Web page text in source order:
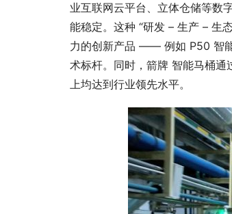
业互联网云平台、立体仓储等数
能稳定。这种 “研发 – 生产 – 生
力的创新产品 —— 例如 P50 智
术标杆。同时，箭牌 智能马桶
上均达到行业领先水平。